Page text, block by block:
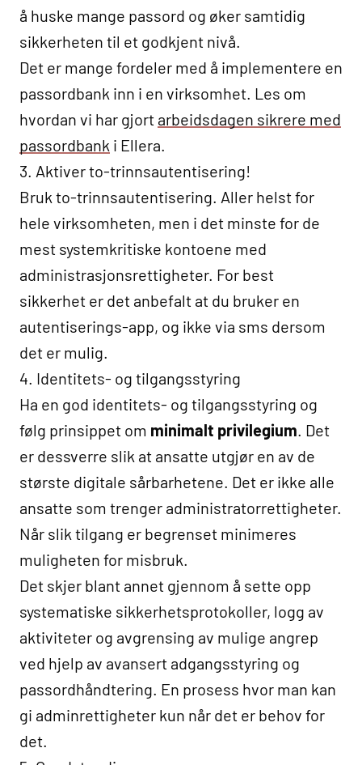
å huske mange passord og øker samtidig
sikkerheten til et godkjent nivå.
Det er mange fordeler med å implementere en
passordbank inn i en virksomhet. Les om
hvordan vi har gjort arbeidsdagen sikrere med
passordbank i Ellera.
3. Aktiver to-trinnsautentisering!
Bruk to-trinnsautentisering. Aller helst for
hele virksomheten, men i det minste for de
mest systemkritiske kontoene med
administrasjonsrettigheter. For best
sikkerhet er det anbefalt at du bruker en
autentiserings-app, og ikke via sms dersom
det er mulig.
4. Identitets- og tilgangsstyring
Ha en god identitets- og tilgangsstyring og
følg prinsippet om minimalt privilegium . Det
er dessverre slik at ansatte utgjør en av de
største digitale sårbarhetene. Det er ikke alle
ansatte som trenger administratorrettigheter.
Når slik tilgang er begrenset minimeres
muligheten for misbruk.
Det skjer blant annet gjennom å sette opp
systematiske sikkerhetsprotokoller, logg av
aktiviteter og avgrensing av mulige angrep
ved hjelp av avansert adgangsstyring og
passordhåndtering. En prosess hvor man kan
gi adminrettigheter kun når det er behov for
det.